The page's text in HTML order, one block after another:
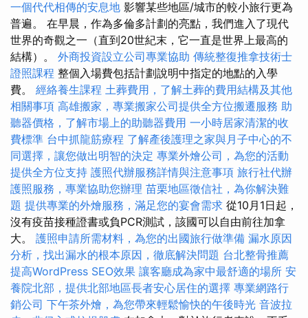
一個代代相傳的安息地 影響某些地區/城市的較小旅行更為
普遍。 在早晨，作為多倫多計劃的亮點，我們進入了現代
世界的奇觀之一（直到20世紀末，它一直是世界上最高的
結構）。 外商投資設立公司專業協助 傳統整復推拿技術士
證照課程 整個入場費包括計劃說明中指定的地點的入學
費。 經絡養生課程 土葬費用，了解土葬的費用結構及其他
相關事項 高雄搬家，專業搬家公司提供全方位搬遷服務 助
聽器價格，了解市場上的助聽器費用 一小時居家清潔的收
費標準 台中抓龍筋療程 了解產後護理之家與月子中心的不
同選擇，讓您做出明智的決定 專業外燴公司，為您的活動
提供全方位支持 護照代辦服務詳情與注意事項 旅行社代辦
護照服務，專業協助您辦理 苗栗地區徵信社，為你解決難
題 提供專業的外燴服務，滿足您的宴會需求 從10月1日起，
沒有疫苗接種證書或負PCR測試，該國可以自由前往加拿
大。 護照申請所需材料，為您的出國旅行做準備 漏水原因
分析，找出漏水的根本原因，徹底解決問題 台北整骨推薦
提高WordPress SEO效果 讓客廳成為家中最舒適的場所 安
養院北部，提供北部地區長者安心居住的選擇 專業網路行
銷公司 下午茶外燴，為您帶來輕鬆愉快的午後時光 音波拉